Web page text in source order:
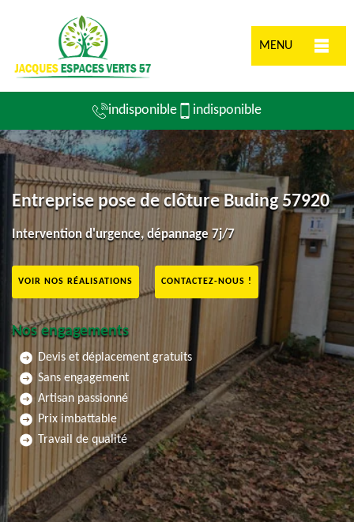
MENU
indisponible indisponible
Entreprise pose de clôture Buding 57920
Intervention d'urgence, dépannage 7j/7
VOIR NOS RÉALISATIONS CONTACTEZ-NOUS !
Nos engagements
Devis et déplacement gratuits
Sans engagement
Artisan passionné
Prix imbattable
Travail de qualité